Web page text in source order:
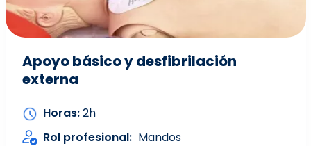
Apoyo básico y desfibrilación
externa
Horas 2h
Rol profesional
Mandos